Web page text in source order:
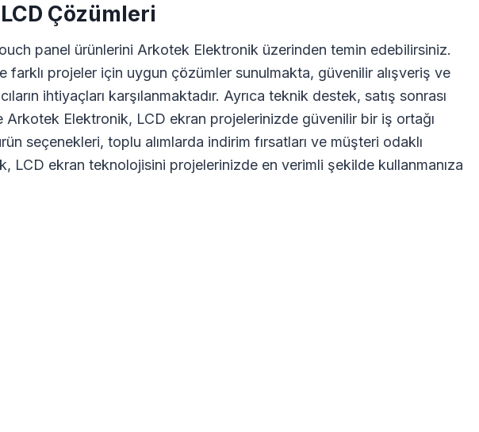
Çözümleri
panel ürünlerini Arkotek Elektronik üzerinden temin edebilirsiniz.
farklı projeler için uygun çözümler sunulmakta, güvenilir alışveriş ve
ihtiyaçları karşılanmaktadır. Ayrıca teknik destek, satış sonrası
Elektronik, LCD ekran projelerinizde güvenilir bir iş ortağı
seçenekleri, toplu alımlarda indirim fırsatları ve müşteri odaklı
LCD ekran teknolojisini projelerinizde en verimli şekilde kullanmanıza